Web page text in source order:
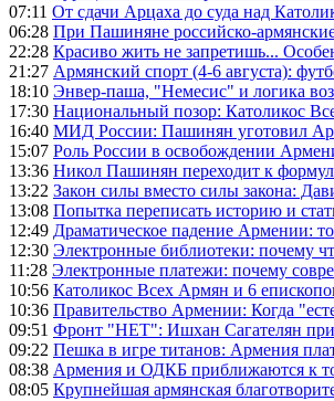
07:11 От сдачи Арцаха до суда над
06:28 При Пашиняне российско-
22:28 Красиво жить не запретишь...
21:27 Армянский спорт (4-6 августа):
18:10 Энвер-паша, "Немесис" и логика
17:30 Национальный позор: Католикос
16:40 МИД России: Пашинян уготовил
15:07 Роль России в освобождении
13:36 Никол Пашинян переходит к
13:22 Закон силы вместо силы закона:
13:08 Попытка переписать историю и
12:49 Драматическое падение Армении:
12:30 Электронные библиотеки: почему
11:28 Электронные платежи: почему
10:56 Католикос Всех Армян и 6
10:36 Правительство Армении: Когда
09:51 Фронт "НЕТ": Ишхан Сагателян
09:22 Пешка в игре титанов: Армения
08:38 Армения и ОДКБ приближаются к
08:05 Крупнейшая армянская